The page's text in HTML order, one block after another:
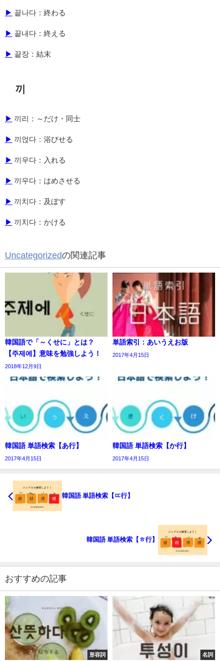
▶ 끝나다：終わる
▶ 끝내다：終える
▶ 끝장：結末
끼
▶ 끼리：～だけ・同士
▶ 끼얹다：浴びせる
▶ 끼우다：入れる
▶ 끼우다：はめさせる
▶ 끼치다：及ぼす
▶ 끼치다：かける
Uncategorizedの関連記事
韓国語で「～くせに」とは？
【주제에】意味を勉強しよう！
2018年12月9日
単語索引：あいうえお版
2017年4月15日
韓国語 単語検索【あ行】
2017年4月15日
韓国語 単語検索【か行】
2017年4月15日
韓国語 単語検索【ㄸ行】
韓国語 単語検索【ㅎ行】
おすすめの記事
形容詞 名詞